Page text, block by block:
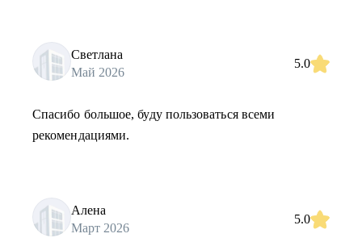
Светлана
Май 2026
5.0
Спасибо большое, буду пользоваться всеми
рекомендациями.
Алена
Март 2026
5.0